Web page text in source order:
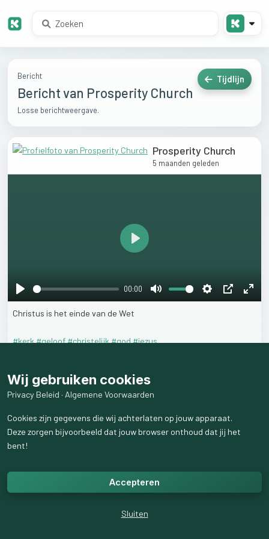
Bericht
Bericht van Prosperity Church
Losse berichtweergave.
Tijdlijn
Prosperity Church
5 maanden geleden
Play
00:00
Mute Settings
PIP
Enter
Play
Christus is het einde van de Wet
#kerk#geloof#christelijk#god#jezus
10weergaven
Wij gebruiken cookies
Privacy Beleid · Algemene Voorwaarden
Cookies zijn gegevens die wij achterlaten op jouw apparaat.
Deze zorgen bijvoorbeeld dat jouw browser onthoud dat jij het
bent!
Accepteren
Sluiten